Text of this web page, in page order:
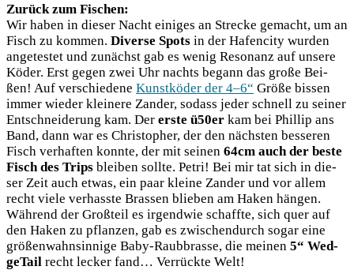
Zurück zum Fischen:
Wir haben in die­ser Nacht eini­ges an Stre­cke gemacht, um an
Fisch zu kom­men. Diver­se Spots in der Hafen­ci­ty wur­den
ange­tes­tet und zunächst gab es wenig Reso­nanz auf unse­re
Köder. Erst gegen zwei Uhr nachts begann das gro­ße Bei­
ßen! Auf ver­schie­de­ne Kunst­kö­der der 4–6“ Grö­ße bis­sen
immer wie­der klei­ne­re Zan­der, sodass jeder schnell zu sei­ner
Ent­schnei­de­rung kam. Der ers­te ü50er kam bei Phil­lip ans
Band, dann war es Chris­to­pher, der den nächs­ten bes­se­ren
Fisch ver­haf­ten konn­te, der mit sei­nen 64cm auch der bes­te
Fisch des Trips blei­ben soll­te. Petri! Bei mir tat sich in die­
ser Zeit auch etwas, ein paar klei­ne Zan­der und vor allem
recht vie­le ver­hass­te Bras­sen blie­ben am Haken hän­gen.
Wäh­rend der Groß­teil es irgend­wie schaff­te, sich quer auf
den Haken zu pflan­zen, gab es zwi­schen­durch sogar eine
grö­ßen­wahn­sin­ni­ge Baby-Raub­bras­se, die mei­nen 5“ Wed­
ge­Tail recht lecker fand… Ver­rück­te Welt!